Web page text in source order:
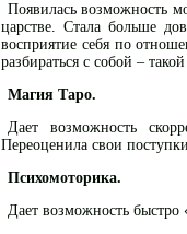
Появилась возможность
царстве. Стала больше
восприятие себя по
разбираться с собой –
Магия Таро.
Дает возможность
Переоценила свои
Психомоторика.
Дает возможность быстро